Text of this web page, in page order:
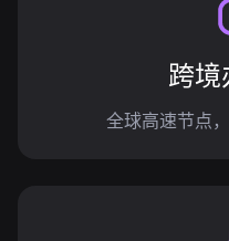
跨境
全球高速节点